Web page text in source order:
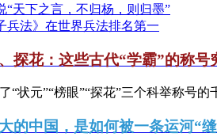
“天下之言，不归杨，则归墨”
兵法》在世界兵法排名第一
探花：这些古代“学霸”的称号
“状元”“榜眼”“探花”三个科举称号
的中国，是如何被一条运河“